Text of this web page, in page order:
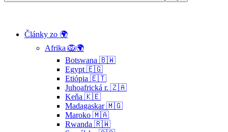
Články zo 🌍
Afrika 🦁🌍
Botswana 🇧🇼
Egypt 🇪🇬
Etiópia 🇪🇹
Juhoafrická r. 🇿🇦
Keňa 🇰🇪
Madagaskar 🇲🇬
Maroko 🇲🇦
Rwanda 🇷🇼